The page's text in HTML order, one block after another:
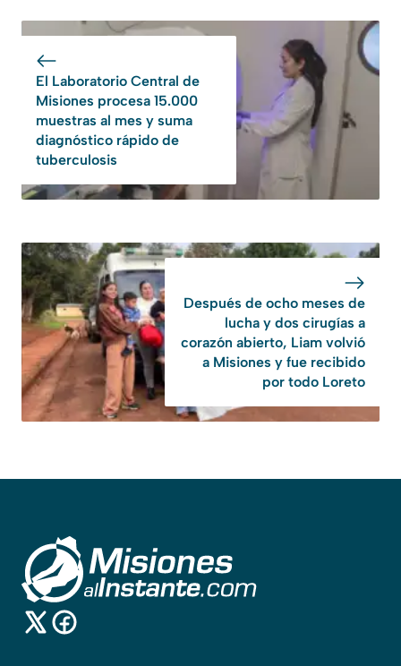
El Laboratorio Central de
Misiones procesa 15.000
muestras al mes y suma
diagnóstico rápido de
tuberculosis
Después de ocho meses de
lucha y dos cirugías a
corazón abierto, Liam volvió
a Misiones y fue recibido
por todo Loreto